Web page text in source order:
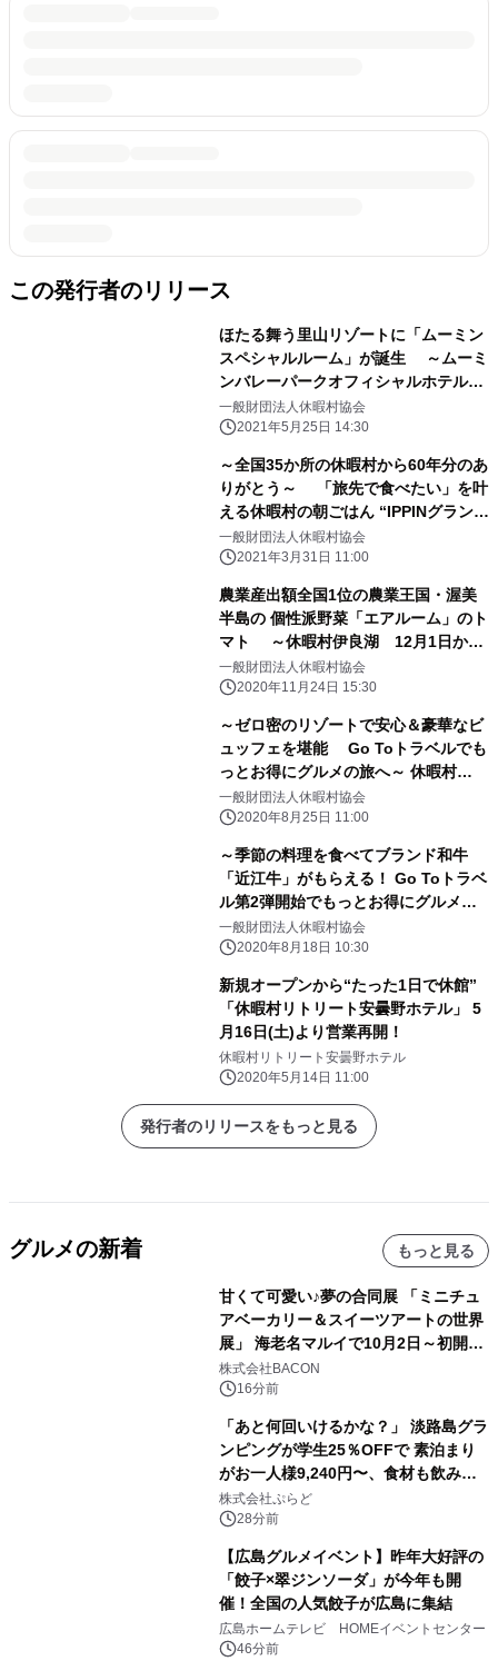
この発行者のリリース
ほたる舞う里山リゾートに「ムーミン
スペシャルルーム」が誕生 ～ムーミ
ンバレーパークオフィシャルホテル
休暇村奥武蔵～
一般財団法人休暇村協会
2021年5月25日 14:30
～全国35か所の休暇村から60年分のあ
りがとう～ 「旅先で食べたい」を叶
える休暇村の朝ごはん “IPPINグランプ
リ”4月スタート
一般財団法人休暇村協会
2021年3月31日 11:00
農業産出額全国1位の農業王国・渥美
半島の 個性派野菜「エアルーム」のト
マト ～休暇村伊良湖 12月1日から
期間限定で プレミアムビュッフェをご
提供 Go To トラベルでもっとお得
一般財団法人休暇村協会
2020年11月24日 15:30
～ゼロ密のリゾートで安心＆豪華なビ
ュッフェを堪能 Go Toトラベルでも
っとお得にグルメの旅へ～ 休暇村
で“プレミアムビュッフェフェア”が9
月からスタート
一般財団法人休暇村協会
2020年8月25日 11:00
～季節の料理を食べてブランド和牛
「近江牛」がもらえる！ Go Toトラベ
ル第2弾開始でもっとお得にグルメの
旅へ～ ビンゴスタンプラリー“休暇村
の「美味しい和色めぐり」”が 9月1日
一般財団法人休暇村協会
2020年8月18日 10:30
新規オープンから“たった1日で休館”
「休暇村リトリート安曇野ホテル」 5
月16日(土)より営業再開！
休暇村リトリート安曇野ホテル
2020年5月14日 11:00
発行者のリリースをもっと見る
グルメの新着 もっと見る
甘くて可愛い♪夢の合同展 「ミニチュ
アベーカリー＆スイーツアートの世界
展」 海老名マルイで10月2日～初開
催！
株式会社BACON
16分前
「あと何回いけるかな？」 淡路島グラ
ンピングが学生25％OFFで 素泊まり
がお一人様9,240円〜、食材も飲み物
も持ち込み自由 「グランピングリゾー
ト Awaji」9月30日までの平日限定
株式会社ぷらど
28分前
【広島グルメイベント】昨年大好評の
「餃子×翠ジンソーダ」が今年も開
催！全国の人気餃子が広島に集結
広島ホームテレビ HOMEイベントセンター
46分前